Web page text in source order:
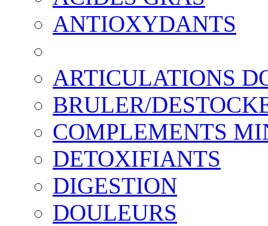
ANTIOXYDANTS
ARTICULATIONS
BRULER/
COMPLEMENTS
DETOXIFIANTS
DIGESTION
DOULEURS